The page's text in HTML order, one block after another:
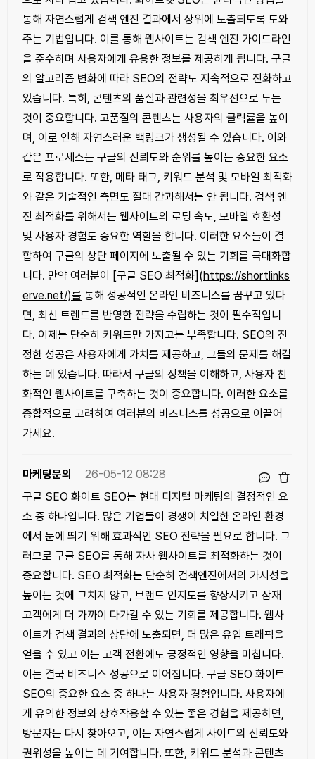
통해 자연스럽게 검색 엔진 결과에서 상위에 노출되도록 도와
주는 기법입니다. 이를 통해 웹사이트는 검색 엔진 가이드라인
을 준수하며 사용자에게 유용한 정보를 제공하게 됩니다. 구글
의 알고리즘 변화에 따라 SEO의 전략도 지속적으로 진화하고
있습니다. 특히, 콘텐츠의 품질과 관련성을 최우선으로 두는
것이 중요합니다. 고품질의 콘텐츠는 사용자의 클릭률을 높이
며, 이로 인해 자연스러운 백링크가 생성될 수 있습니다. 이와
같은 프로세스는 구글의 신뢰도와 순위를 높이는 중요한 요소
로 작용합니다. 또한, 메타 태그, 키워드 분석 및 모바일 최적화
와 같은 기술적인 측면도 절대 간과해서는 안 됩니다. 검색 엔
진 최적화를 위해서는 웹사이트의 로딩 속도, 모바일 호환성
및 사용자 경험도 중요한 역할을 합니다. 이러한 요소들이 결
합하여 구글의 상단 페이지에 노출될 수 있는 기회를 극대화합
니다. 만약 여러분이 [구글 SEO 최적화](https://shortlinks
erve.net/)를 통해 성공적인 온라인 비즈니스를 꿈꾸고 있다
면, 최신 트렌드를 반영한 전략을 수립하는 것이 필수적입니
다. 이제는 단순히 키워드만 가지고는 부족합니다. SEO의 진
정한 성공은 사용자에게 가치를 제공하고, 그들의 문제를 해결
하는 데 있습니다. 따라서 구글의 정책을 이해하고, 사용자 친
화적인 웹사이트를 구축하는 것이 중요합니다. 이러한 요소를
종합적으로 고려하여 여러분의 비즈니스를 성공으로 이끌어
가세요.
마케팅문의
26-05-12 08:28
구글 SEO 화이트 SEO는 현대 디지털 마케팅의 결정적인 요
소 중 하나입니다. 많은 기업들이 경쟁이 치열한 온라인 환경
에서 눈에 띄기 위해 효과적인 SEO 전략을 필요로 합니다. 그
러므로 구글 SEO를 통해 자사 웹사이트를 최적화하는 것이
중요합니다. SEO 최적화는 단순히 검색엔진에서의 가시성을
높이는 것에 그치지 않고, 브랜드 인지도를 향상시키고 잠재
고객에게 더 가까이 다가갈 수 있는 기회를 제공합니다. 웹사
이트가 검색 결과의 상단에 노출되면, 더 많은 유입 트래픽을
얻을 수 있고 이는 고객 전환에도 긍정적인 영향을 미칩니다.
이는 결국 비즈니스 성공으로 이어집니다. 구글 SEO 화이트
SEO의 중요한 요소 중 하나는 사용자 경험입니다. 사용자에
게 유익한 정보와 상호작용할 수 있는 좋은 경험을 제공하면,
방문자는 다시 찾아오고, 이는 자연스럽게 사이트의 신뢰도와
권위성을 높이는 데 기여합니다. 또한, 키워드 분석과 콘텐츠